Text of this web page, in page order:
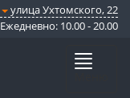
улица Ухтомского, 22
Ежедневно: 10.00 - 20.00